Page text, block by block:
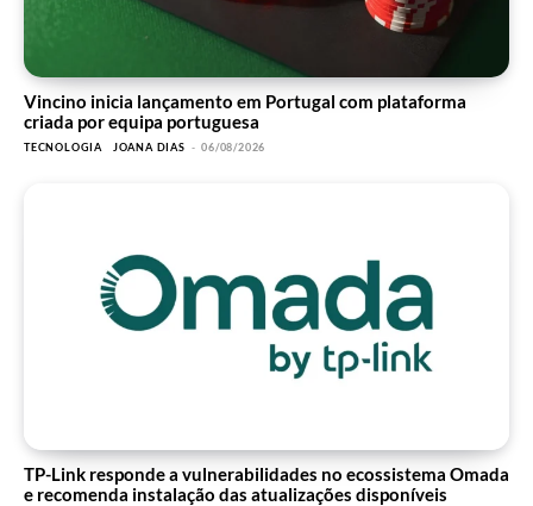
Vincino inicia lançamento em Portugal com plataforma
criada por equipa portuguesa
TECNOLOGIA JOANA DIAS - 06/08/2026
TP-Link responde a vulnerabilidades no ecossistema Omada
e recomenda instalação das atualizações disponíveis